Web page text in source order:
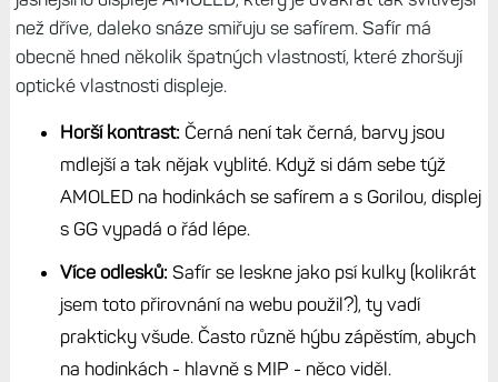
než dříve, daleko snáze smiřuju se safírem. Safír má
obecně hned několik špatných vlastností, které zhoršují
optické vlastnosti displeje.
Horší kontrast: Černá není tak černá, barvy jsou
mdlejší a tak nějak vyblité. Když si dám sebe týž
AMOLED na hodinkách se safírem a s Gorilou, displej
s GG vypadá o řád lépe.
Více odlesků: Safír se leskne jako psí kulky (kolikrát
jsem toto přirovnání na webu použil?), ty vadí
prakticky všude. Často různě hýbu zápěstím, abych
na hodinkách - hlavně s MIP - něco viděl.